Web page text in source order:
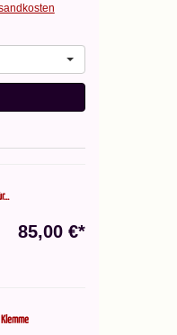
85,00 €*